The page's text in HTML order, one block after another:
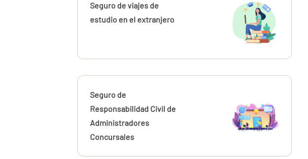
Seguro de viajes de
estudio en el extranjero
Seguro de
Responsabilidad Civil de
Administradores
Concursales